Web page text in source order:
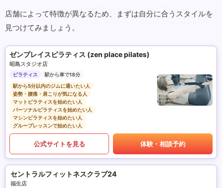
店舗によって特徴が異なるため、まずは自分に合うスタイルを
見つけてみましょう。
ゼンプレイスピラティス (zen place pilates)
昭島スタジオ店
ピラティス
駅から車で18分
駅から5分以内のジムに通いたい人
姿勢・腰痛・肩こりが気になる人
マットピラティスを始めたい人
パーソナルピラティスを始めたい人
マシンピラティスを始めたい人
グループレッスンで始めたい人
公式サイトを見る 体験・相談予約
セントラルフィットネスクラブ24
福生店